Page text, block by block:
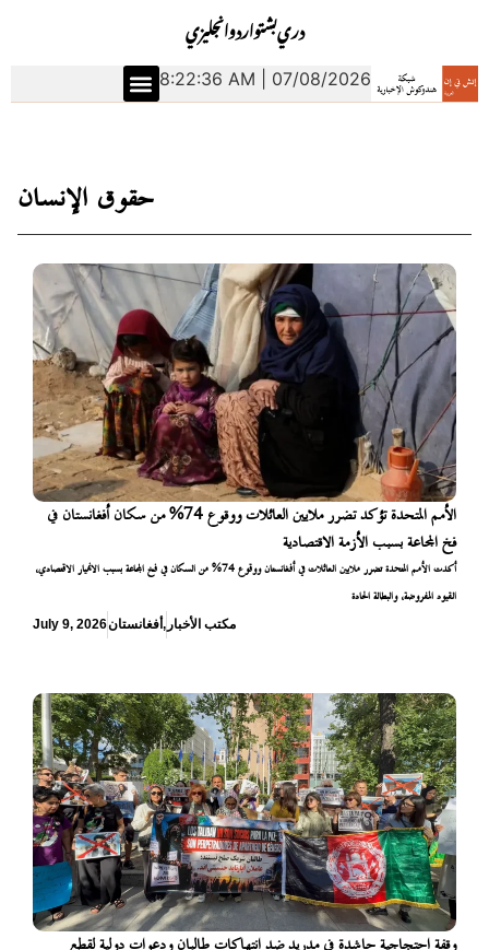
انجليزياردوبشتودري
8:22:37 AM | 07/08/2026
حقوق الإنسان
الأمم المتحدة تؤكد تضرر ملايين العائلات ووقوع 74% من سكان أفغانستان في
فخ المجاعة بسبب الأزمة الاقتصادية
أكدت الأمم المتحدة تضرر ملايين العائلات في أفغانستان ووقوع 74% من السكان في فخ المجاعة بسبب الانهيار الاقتصادي،
القيود المفروضة، والبطالة الحادة
July 9, 2026أفغانستان , مكتب الأخبار